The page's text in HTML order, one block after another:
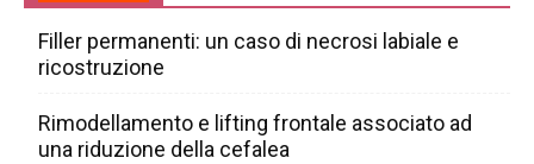
Filler permanenti: un caso di necrosi labiale e
ricostruzione
Rimodellamento e lifting frontale associato ad
una riduzione della cefalea